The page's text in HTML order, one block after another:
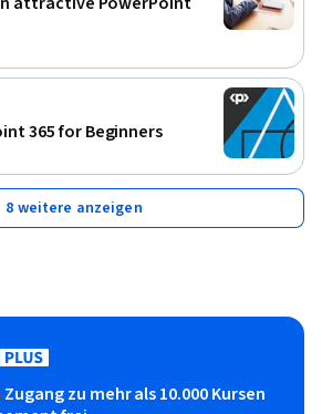
365 for Beginners
8 weitere anzeigen
zu mehr als 10.000 Kursen